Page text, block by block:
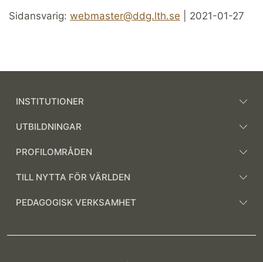
Sidansvarig: webmaster@ddg.lth.se | 2021-01-27
INSTITUTIONER
UTBILDNINGAR
PROFILOMRÅDEN
TILL NYTTA FÖR VÄRLDEN
PEDAGOGISK VERKSAMHET